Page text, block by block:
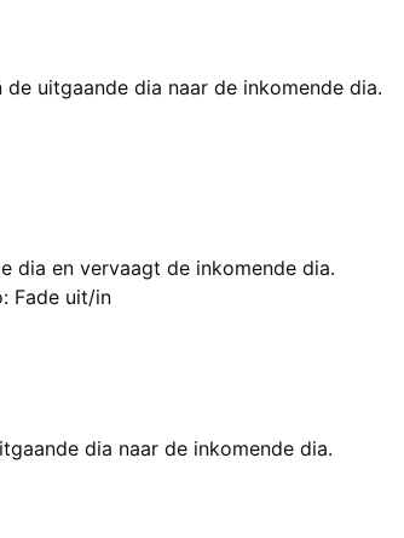
uitgaande dia naar de inkomende dia.
dia en vervaagt de inkomende dia.
Fade uit/in
dia naar de inkomende dia.